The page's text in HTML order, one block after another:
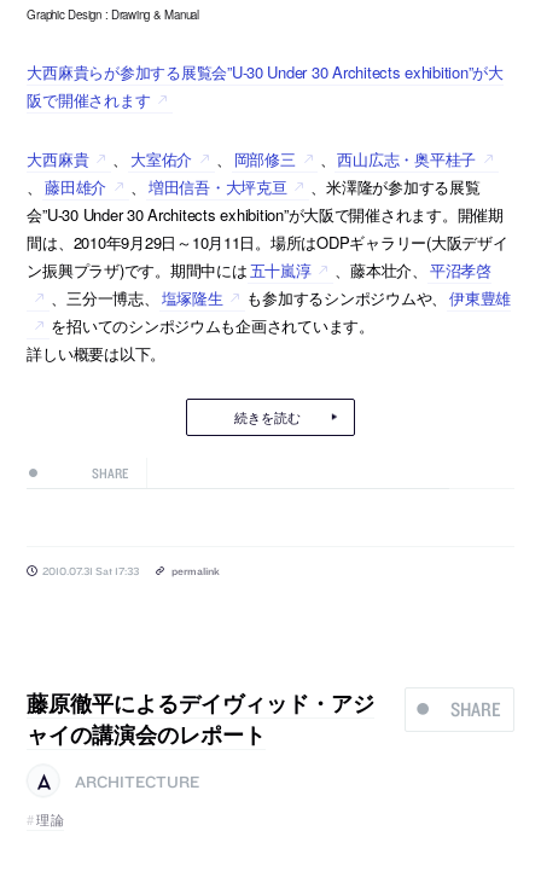
Graphic Design : Drawing & Manual
大西麻貴らが参加する展覧会”U-30 Under 30 Architects exhibition”が大
阪で開催されます
大西麻貴 大室佑介 岡部修三
西山広志・奥平桂子
藤田雄介 増田信吾・大坪克亘
、米澤隆が参加する展覧
会”U-30 Under 30 Architects exhibition”が大阪で開催されます。開催期
間は、2010年9月29日～10月11日。場所はODPギャラリー(大阪デザイ
ン振興プラザ)です。期間中には五十嵐淳 、藤本壮介、
平沼孝啓
、三分一博志、
塩塚隆生 も参加するシンポジウムや、
伊東豊雄
を招いてのシンポジウムも企画されています。
詳しい概要は以下。
続きを読む
SHARE
2010.07.31 Sat 17:33 permalink
SHARE
藤原徹平によるデイヴィッド・アジ
ャイの講演会のレポート
ARCHITECTURE
理論